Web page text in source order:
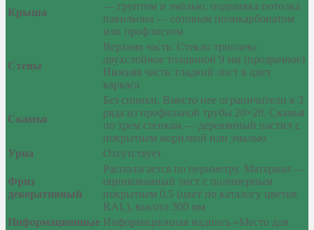
Крыша
— грунтом и эмалью, подшивка потолка
павильона — сотовым поликарбонатом
или профлистом
Стены
Верхняя часть: Стекло триплекс
двухслойное толщиной 9 мм (прозрачное)
Нижняя часть: гладкий лист в цвет
каркаса
Скамья
Без спинки. Вместо нее ограничители в 3
ряда из профильной трубы 20×20. Скамья
по трем стенкам — деревянный настил с
покрытием морилкой или эмалью
Урна
Отсутствует
Фриз
декоративный
Располагается по периметру. Материал —
оцинкованный лист с полимерным
покрытием 0,5 (цвет по каталогу цветов
RAL), высота 300 мм
Информационные Информационная надпись «Место для